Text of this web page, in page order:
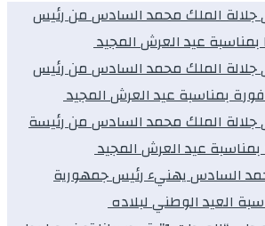
جلالة الملك محمد السادس من رئيس
بمناسبة عيد العرش المجيد
جلالة الملك محمد السادس من رئيس
بمناسبة عيد العرش المجيد
جلالة الملك محمد السادس من رئيسة
بمناسبة عيد العرش المجيد
السادس يهنيء رئيس جمهورية
العيد الوطني لبلاده